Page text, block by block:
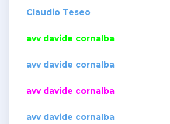
Claudio Teseo
avv davide cornalba
avv davide cornalba
avv davide cornalba
avv davide cornalba